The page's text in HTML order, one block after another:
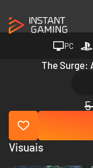
PC
The Surge:
Visuais